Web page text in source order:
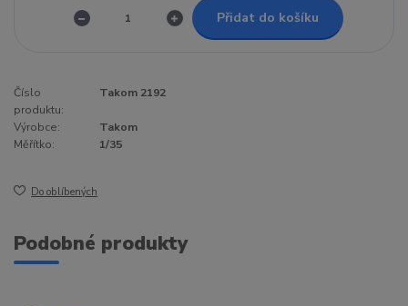
Přidat do košíku
Číslo
produktu:
Takom 2192
Výrobce:
Takom
Měřítko:
1/35
Do oblíbených
Podobné produkty